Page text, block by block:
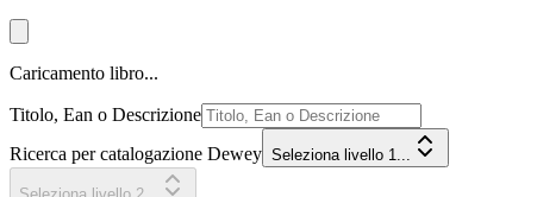
Caricamento libro...
Titolo, Ean o Descrizione
Ricerca per catalogazione Dewey Seleziona livello 1...